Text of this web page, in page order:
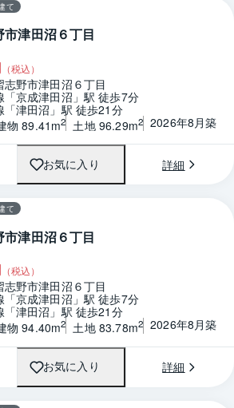
て
津田沼６丁目
（税込）
志野市津田沼６丁目
「京成津田沼」駅 徒歩7分
「津田沼」駅 徒歩21分
物 89.41m2 土地 96.29m2 2026年8月築
お気に入り 詳細
1 / 0 間取り
て
津田沼６丁目
（税込）
志野市津田沼６丁目
「京成津田沼」駅 徒歩7分
「津田沼」駅 徒歩21分
物 94.40m2 土地 83.78m2 2026年8月築
お気に入り 詳細
1 / 0 間取り